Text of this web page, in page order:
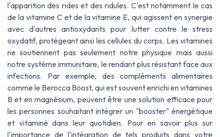
l'apparition des rides et des ridules. C'est notamment le cas
de la vitamine C et de la vitamine E, qui agissent en synergie
avec d'autres antioxydants pour lutter contre le stress
oxydatif, protégeant ainsi les cellules du corps. Les vitamines
ne soutiennent pas seulement notre physique mais aussi
notre système immunitaire, le rendant plus résistant face aux
infections. Par exemple, des compléments alimentaires
comme le Berocca Boost, qui est souvent enrichi en vitamines
B et en magnésium, peuvent être une solution efficace pour
les personnes souhaitant intégrer un "booster" énergétique
et vitaminé dans leur quotidien. Pour en savoir plus sur
l'importance de l'intégration de tels produits dans votre